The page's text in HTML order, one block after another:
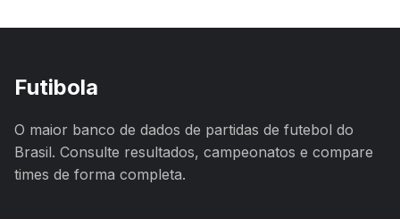
Futibola
O maior banco de dados de partidas de futebol do
Brasil. Consulte resultados, campeonatos e compare
times de forma completa.